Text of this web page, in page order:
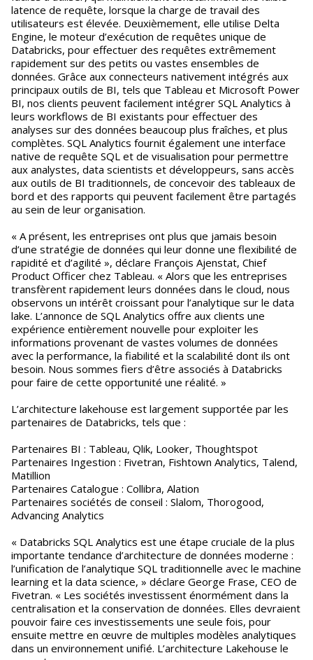
latence de requête, lorsque la charge de travail des
utilisateurs est élevée. Deuxièmement, elle utilise Delta
Engine, le moteur d’exécution de requêtes unique de
Databricks, pour effectuer des requêtes extrêmement
rapidement sur des petits ou vastes ensembles de
données. Grâce aux connecteurs nativement intégrés aux
principaux outils de BI, tels que Tableau et Microsoft Power
BI, nos clients peuvent facilement intégrer SQL Analytics à
leurs workflows de BI existants pour effectuer des
analyses sur des données beaucoup plus fraîches, et plus
complètes. SQL Analytics fournit également une interface
native de requête SQL et de visualisation pour permettre
aux analystes, data scientists et développeurs, sans accès
aux outils de BI traditionnels, de concevoir des tableaux de
bord et des rapports qui peuvent facilement être partagés
au sein de leur organisation.
« A présent, les entreprises ont plus que jamais besoin
d’une stratégie de données qui leur donne une flexibilité de
rapidité et d’agilité », déclare François Ajenstat, Chief
Product Officer chez Tableau. « Alors que les entreprises
transfèrent rapidement leurs données dans le cloud, nous
observons un intérêt croissant pour l’analytique sur le data
lake. L’annonce de SQL Analytics offre aux clients une
expérience entièrement nouvelle pour exploiter les
informations provenant de vastes volumes de données
avec la performance, la fiabilité et la scalabilité dont ils ont
besoin. Nous sommes fiers d’être associés à Databricks
pour faire de cette opportunité une réalité. »
L’architecture lakehouse est largement supportée par les
partenaires de Databricks, tels que :
Partenaires BI : Tableau, Qlik, Looker, Thoughtspot
Partenaires Ingestion : Fivetran, Fishtown Analytics, Talend,
Matillion
Partenaires Catalogue : Collibra, Alation
Partenaires sociétés de conseil : Slalom, Thorogood,
Advancing Analytics
« Databricks SQL Analytics est une étape cruciale de la plus
importante tendance d’architecture de données moderne :
l’unification de l’analytique SQL traditionnelle avec le machine
learning et la data science, » déclare George Frase, CEO de
Fivetran. « Les sociétés investissent énormément dans la
centralisation et la conservation de données. Elles devraient
pouvoir faire ces investissements une seule fois, pour
ensuite mettre en œuvre de multiples modèles analytiques
dans un environnement unifié. L’architecture Lakehouse le